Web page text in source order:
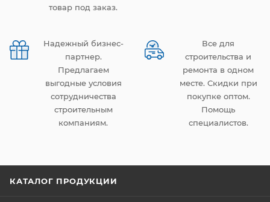
товар под заказ.
Надежный бизнес-
партнер.
Предлагаем
выгодные условия
сотрудничества
строительным
компаниям.
Все для
строительства и
ремонта в одном
месте. Скидки при
покупке оптом.
Помощь
специалистов.
КАТАЛОГ ПРОДУКЦИИ